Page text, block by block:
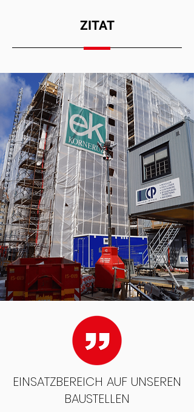
ZITAT
EINSATZBEREICH AUF UNSEREN
BAUSTELLEN